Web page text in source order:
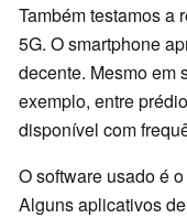
Também testamos a
5G. O smartphone
decente. Mesmo em
exemplo, entre
disponível com
O software usado é
Alguns aplicativos